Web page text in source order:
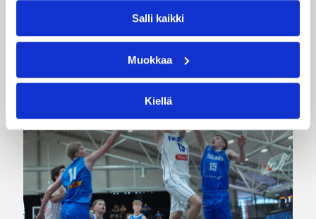
Salli kaikki
Muokkaa
Kiellä